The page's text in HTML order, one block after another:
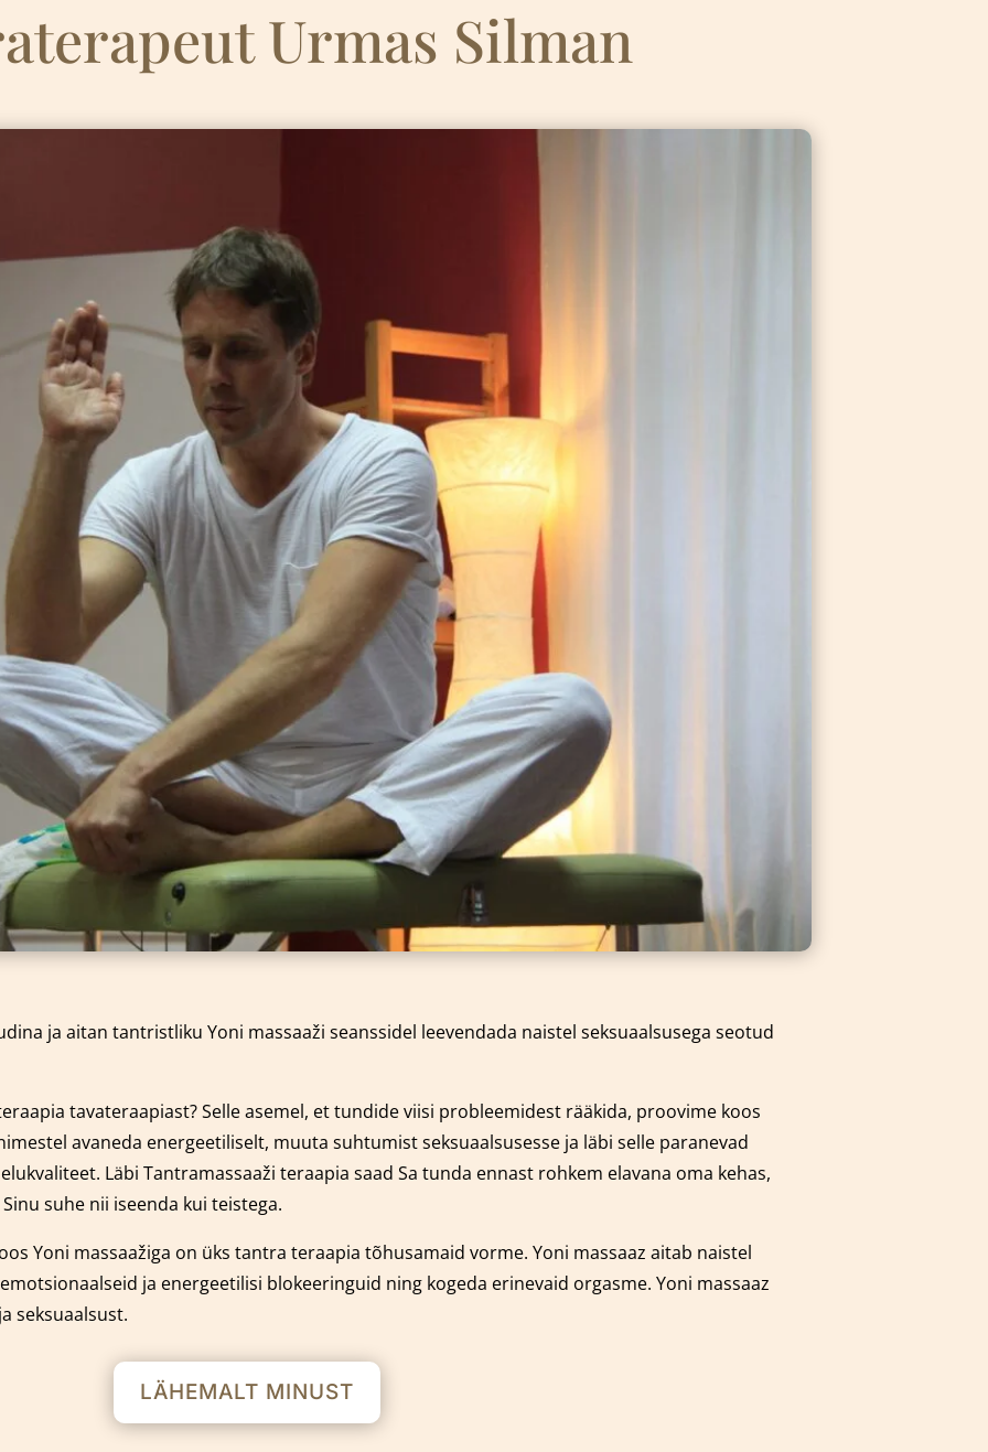
Urmas Silman
ja aitan tantristliku Yoni massaaži seanssidel leevendada naistel seksuaalsusega seotud
tavateraapiast? Selle asemel, et tundide viisi probleemidest rääkida, proovime koos
avaneda energeetiliselt, muuta suhtumist seksuaalsusesse ja läbi selle paranevad
Läbi Tantramassaaži teraapia saad Sa tunda ennast rohkem elavana oma kehas,
suhe nii iseenda kui teistega.
Yoni massaažiga on üks tantra teraapia tõhusamaid vorme. Yoni massaaz aitab naistel
ja energeetilisi blokeeringuid ning kogeda erinevaid orgasme. Yoni massaaz
seksuaalsust.
LÄHEMALT MINUST